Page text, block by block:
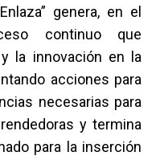
genera, en el
continuo que
la innovación en la
acciones para
necesarias para
y termina
para la inserción